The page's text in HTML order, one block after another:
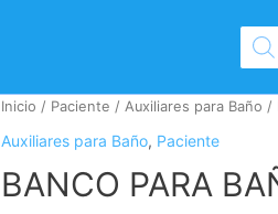
Inicio / Paciente / Auxiliares para Baño /
Auxiliares para Baño, Paciente
BANCO PARA
BANCO
SIN
RESPALDO